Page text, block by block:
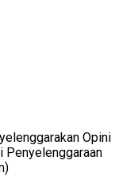
Opini
Penyelenggaraan